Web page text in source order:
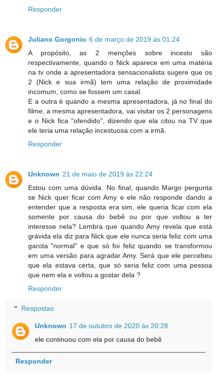
Responder
Juliano Gorgonio 6 de março de 2019 às 01:24
A propósito, as 2 menções sobre incesto são
respectivamente, quando o Nick aparece em uma matéria
na tv onde a apresentadora sensacionalista sugere que os
2 (Nick e sua irmã) tem uma relação de proximidade
incomum, como se fossem um casal.
E a outra é quando a mesma apresentadora, já no final do
filme, a mesma apresentadora, vai visitar os 2 personagens
e o Nick fica "ofendido", dizendo que ela citou na TV que
ele teria uma relação incestuosa com a irmã.
Responder
Unknown 21 de maio de 2019 às 22:24
Estou com uma dúvida. No final, quando Margo pergunta
se Nick quer ficar com Amy e ele não responde dando a
entender que a resposta era sim, ele queria ficar com ela
somente por causa do bebê ou por que voltou a ter
interesse nela? Lembra que quando Amy revela que está
grávida ela diz para Nick que ele nunca seria feliz com uma
garota "normal" e que só foi feliz quando se transformou
em uma versão para agradar Amy. Será que ele percebeu
que ela estava certa, que só seria feliz com uma pessoa
que nem ela e voltou a gostar dela ?
Responder
Respostas
Unknown 17 de outubro de 2020 às 20:28
ele continuou com ela por causa do bebê
Responder